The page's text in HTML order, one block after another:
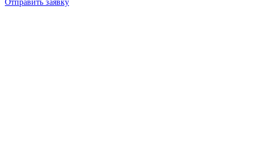
Отправить заявку